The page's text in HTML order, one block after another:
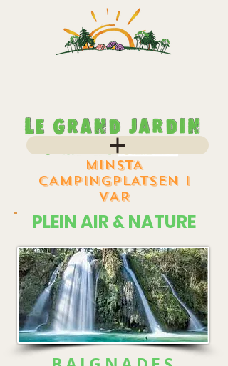
MINSTA
CAMPINGPLATSEN I
VAR
PLEIN AIR & NATURE